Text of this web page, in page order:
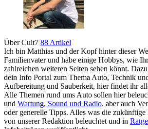
Über Cult7 88 Artikel
Ich bin Matthias und der Kopf hinter dieser
Familienvater und habe einige Hobbys, wie
zahlreichen weiteren Seiten sehen könnt. Dazu
dein Info Portal zum Thema Auto, Technik
Aufbereitung und Sauberkeit, hier findet ihr
Alle Themen rund ums Auto sollen hier
und Wartung, Sound und Radio, aber auch
oder generelle Tipps. Alles was die
von unserer Redaktion beleuchtet und in